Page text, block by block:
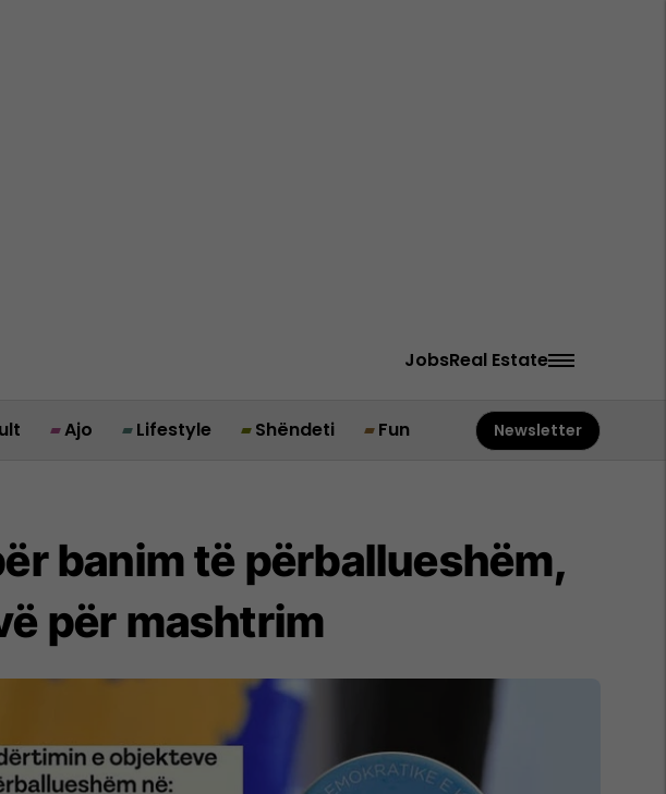
JobsReal Estate
Ajo Lifestyle Shëndeti Fun Newsletter
banim të përballueshëm,
për mashtrim